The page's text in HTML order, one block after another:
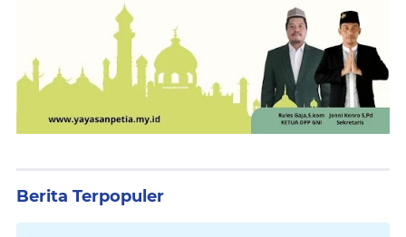
Berita Terpopuler